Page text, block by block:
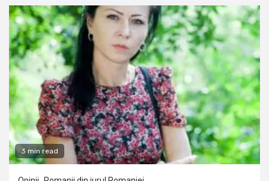
3 min read